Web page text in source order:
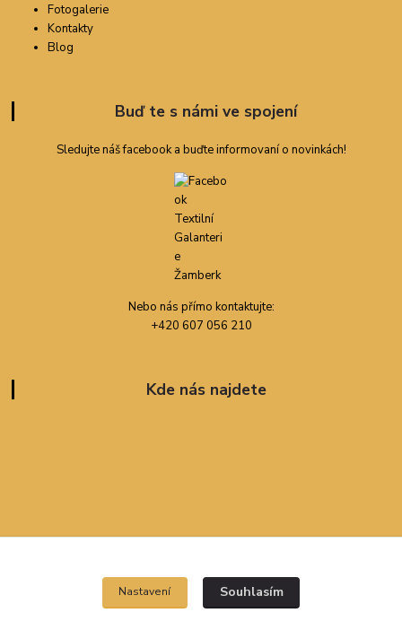
Nastavení Souhlasím
Fotogalerie
Kontakty
Blog
Buď te s námi ve spojení
Sledujte náš facebook a buďte informovaní o novinkách!
Nebo nás přímo kontaktujte:
+420 607 056 210
Kde nás najdete
Nastavení Souhlasím